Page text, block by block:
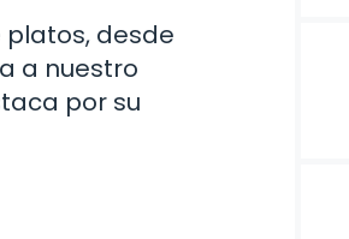
desde
a nuestro
por su